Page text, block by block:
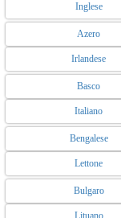
Inglese
Azero
Irlandese
Basco
Italiano
Bengalese
Lettone
Bulgaro
Lituano